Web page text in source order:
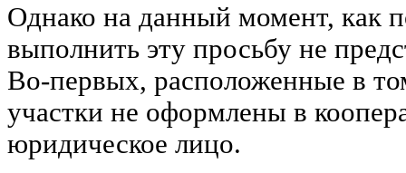
Однако на данный момент, как
выполнить эту просьбу не
Во-первых, расположенные в
участки не оформлены в
юридическое лицо.